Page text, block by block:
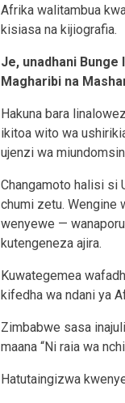
Afrika walitambua
kisiasa na kijiografia.
Je, unadhani
Magharibi na
Hakuna bara
ikitoa wito wa
ujenzi wa
Changamoto halisi si
chumi zetu. Wengine
wenyewe —
kutengeneza ajira.
Kuwategemea
kifedha wa ndani ya
Zimbabwe sasa
maana “Ni raia wa
Hatutaingizwa